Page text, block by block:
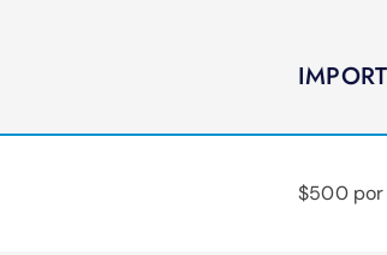
$500 por